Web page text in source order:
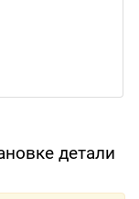
детали